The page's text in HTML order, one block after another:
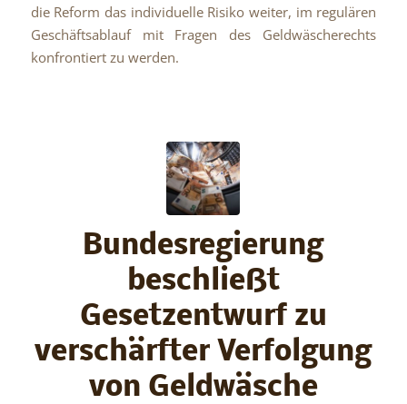
die Reform das individuelle Risiko weiter, im regulären
Geschäftsablauf mit Fragen des Geldwäscherechts
konfrontiert zu werden.
Bundesregierung
beschließt
Gesetzentwurf zu
verschärfter Verfolgung
von Geldwäsche